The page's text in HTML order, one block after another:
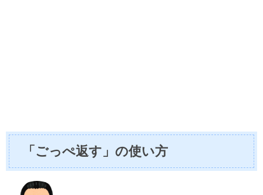
「ごっぺ返す」の使い方